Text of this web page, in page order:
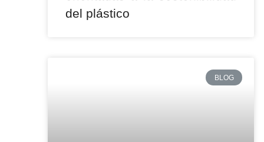
del plástico
BLOG